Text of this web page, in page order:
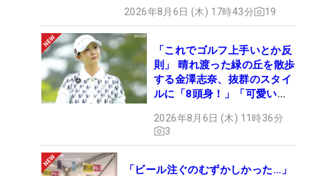
2026年8月6日 (木) 17時43分 19
「これでゴルフ上手いとか反
則」 晴れ渡った緑の丘を散歩
する金澤志奈、抜群のスタイ
ルに「8頭身！」「可愛いに
2026年8月6日 (木) 11時36分
3
「ビール注ぐのむずかしかった…」